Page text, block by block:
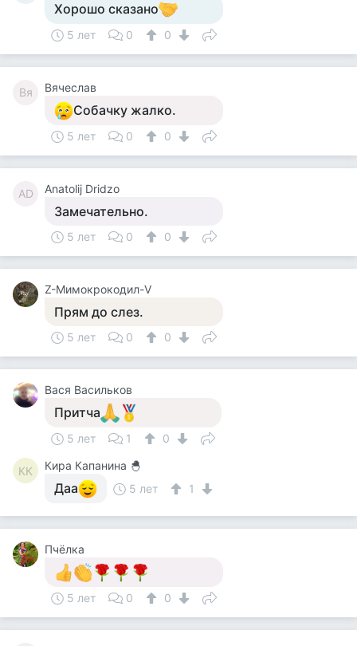
Хорошо сказано
5 лет 0 0
Вя Вячеслав
Собачку жалко.
5 лет 0 0
AD Anatolij Dridzo
Замечательно.
5 лет 0 0
Z-Мимокрокодил-V
Прям до слез.
5 лет 0 0
Вася Васильков
Притча
5 лет 1 0
КК Кира Капанина 🐣
Даа 5 лет 1
Пчёлка
5 лет 0 0